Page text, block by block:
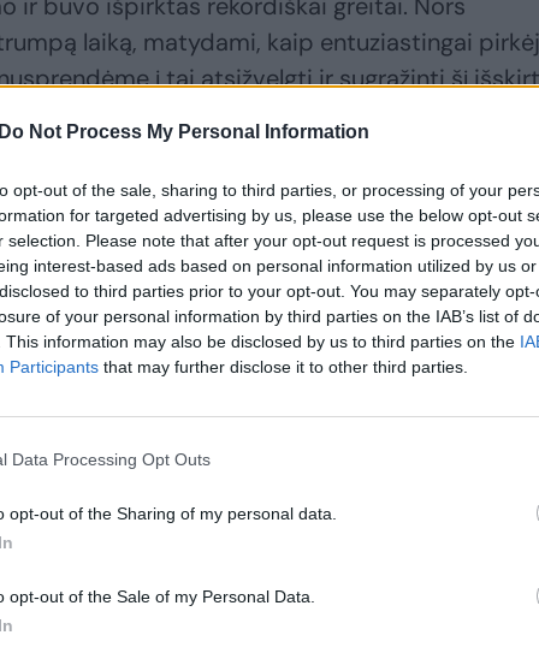
Do Not Process My Personal Information
opt-out of the sale, sharing to third parties, or processing of your
for targeted advertising by us, please use the below opt-out
selection. Please note that after your opt-out request is processed
interest-based ads based on personal information utilized by us
to third parties prior to your opt-out. You may separately
of your personal information by third parties on the IAB’s list of
This information may also be disclosed by us to third parties on the
Participants that may further disclose it to other third parties.
Data Processing Opt Outs
opt-out of the Sharing of my personal data.
opt-out of the Sale of my Personal Data.
ir buvo išpirktas rekordiškai greitai. Nors
laiką, matydami, kaip entuziastingai
į tai atsižvelgti ir sugrąžinti šį
„Lidl Lietuva“ pirkimų skyriaus vadovas
pasiūlyti tai, kas sukelia geriausias emocijas,
„Lidl“ parduotuvėse bus galima įsigyti tik
0.45 euro.